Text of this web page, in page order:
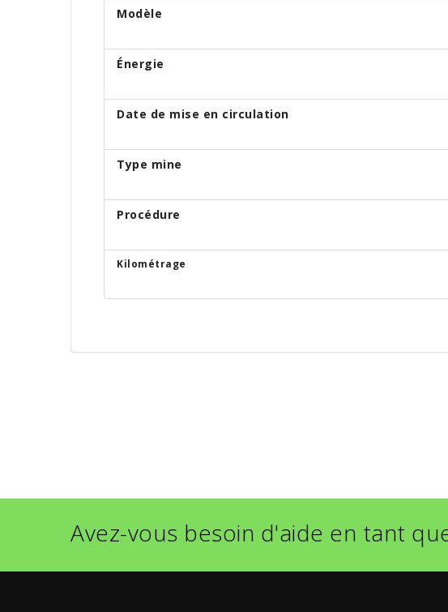
Modèle
Énergie
Date de mise en circulation
Type mine
Procédure
Kilométrage
Avez-vous besoin d'aide en tant